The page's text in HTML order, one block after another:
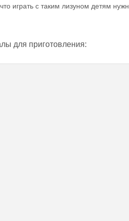
играть с таким лизуном детям
для приготовления: